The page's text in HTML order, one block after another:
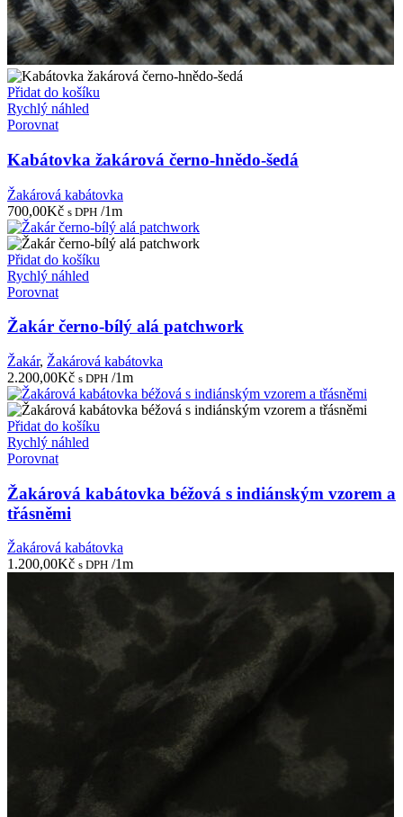
Přidat do košíku
Rychlý náhled
Porovnat
Kabátovka žakárová černo-hnědo-šedá
Žakárová kabátovka
700,00Kč s DPH /1m
Přidat do košíku
Rychlý náhled
Porovnat
Žakár černo-bílý alá patchwork
Žakár, Žakárová kabátovka
2.200,00Kč s DPH /1m
Přidat do košíku
Rychlý náhled
Porovnat
Žakárová kabátovka béžová s indiánským vzorem a
třásněmi
Žakárová kabátovka
1.200,00Kč s DPH /1m